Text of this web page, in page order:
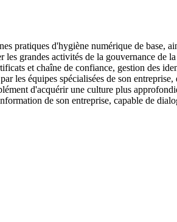
pratiques d'hygiène numérique de base,
grandes activités de la gouvernance de
et chaîne de confiance, gestion des
les équipes spécialisées de son
d'acquérir une culture plus
de son entreprise, capable de